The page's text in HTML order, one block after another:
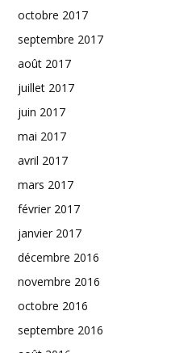
octobre 2017
septembre 2017
août 2017
juillet 2017
juin 2017
mai 2017
avril 2017
mars 2017
février 2017
janvier 2017
décembre 2016
novembre 2016
octobre 2016
septembre 2016